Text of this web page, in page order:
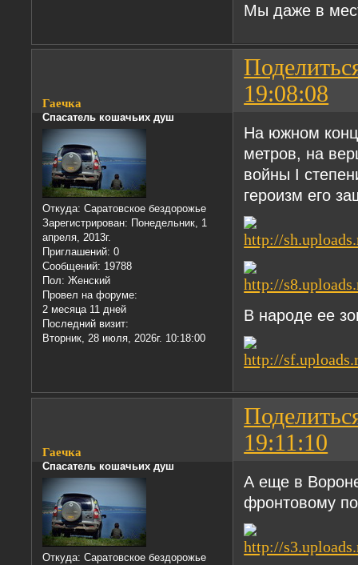
Мы даже в
19:08:08
Гаечка
Спасатель кошачьих душ
Откуда: Саратовское бездорожье
Зарегистрирован: Понедельник, 1
апреля, 2013г.
Приглашений: 0
Сообщений: 19788
Пол: Женский
Провел на форуме:
2 месяца 11 дней
Последний визит:
Вторник, 28 июля, 2026г. 10:18:00
На южном
метров, на
войны I
героизм его
В народе ее
19:11:10
Гаечка
Спасатель кошачьих душ
Откуда: Саратовское бездорожье
А еще в
фронтовому